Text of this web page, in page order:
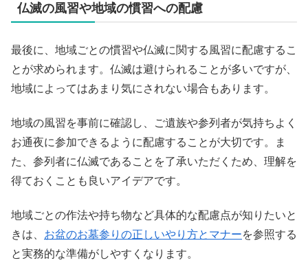
仏滅の風習や地域の慣習への配慮
最後に、地域ごとの慣習や仏滅に関する風習に配慮するこ
とが求められます。仏滅は避けられることが多いですが、
地域によってはあまり気にされない場合もあります。
地域の風習を事前に確認し、ご遺族や参列者が気持ちよく
お通夜に参加できるように配慮することが大切です。ま
た、参列者に仏滅であることを了承いただくため、理解を
得ておくことも良いアイデアです。
地域ごとの作法や持ち物など具体的な配慮点が知りたいと
きは、 お盆のお墓参りの正しいやり方とマナーを参照する
と実務的な準備がしやすくなります。